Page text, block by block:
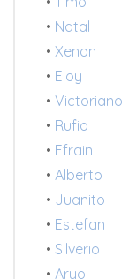
• Natal
• Xenon
• Eloy
• Victoriano
• Rufio
• Efrain
• Alberto
• Juanito
• Estefan
• Silverio
• Aryo